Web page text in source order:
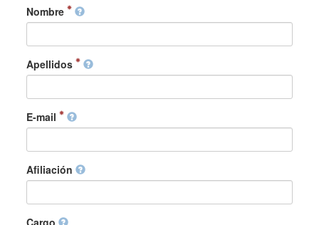
Nombre
Apellidos
E-mail
Afiliación
Cargo